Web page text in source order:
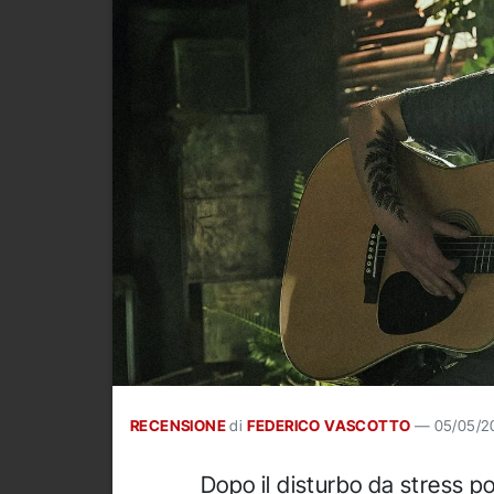
RECENSIONE di FEDERICO VASCOTTO — 05/05/
Dopo il disturbo da stress